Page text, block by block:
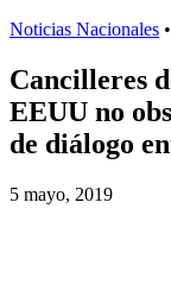
Noticias Nacionales •
Cancilleres
EEUU no
de diálogo
5 mayo, 2019